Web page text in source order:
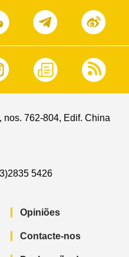
762-804, Edif. China
5426
Opiniões
Contacte-nos